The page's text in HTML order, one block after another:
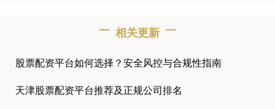
相关更新
股票配资平台如何选择？安全风控与合规性指南
天津股票配资平台推荐及正规公司排名